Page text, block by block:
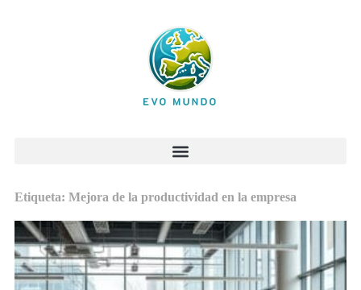
Etiqueta: Mejora de la productividad en la empresa